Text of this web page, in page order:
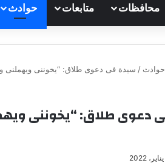
محافظات متابعات حوادث
حوادث / سيدة فى دعوى طلاق: “يخوننى ويهملنى ويعاملنى